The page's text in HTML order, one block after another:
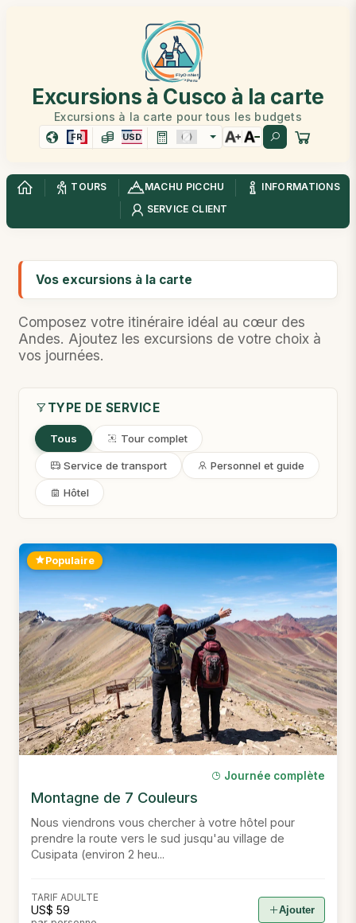
Excursions à Cusco à la carte
Excursions à la carte pour tous les budgets
FR USD
TOURS MACHU PICCHU
INFORMATIONS
SERVICE CLIENT
Vos excursions à la carte
Composez votre itinéraire idéal au cœur des
Andes. Ajoutez les excursions de votre choix à
vos journées.
TYPE DE SERVICE
Tous Tour complet
Service de transport Personnel et guide
Hôtel
Populaire
Journée complète
Montagne de 7 Couleurs
Nous viendrons vous chercher à votre hôtel pour
prendre la route vers le sud jusqu'au village de
Cusipata (environ 2 heu...
TARIF ADULTE
US$ 59 Ajouter